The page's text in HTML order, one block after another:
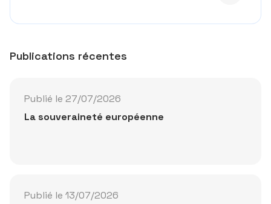
Publications récentes
Publié le 27/07/2026
La souveraineté européenne
Publié le 13/07/2026